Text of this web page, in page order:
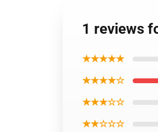
1 reviews
★★★★★
★★★★☆
★★★☆☆
★★☆☆☆